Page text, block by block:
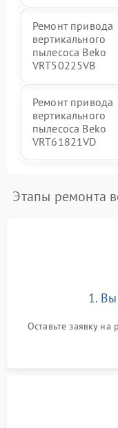
Ремонт привода
вертикального
пылесоса Beko
VRT50225VB
Ремонт привода
вертикального
пылесоса Beko
VRT61821VD
Этапы ремонта
1. Вы
Оставьте заявку на